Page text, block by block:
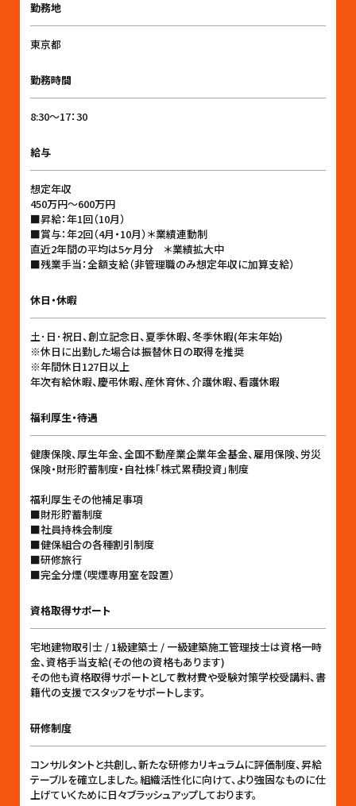
勤務地
東京都
勤務時間
8:30〜17：30
給与
想定年収
450万円〜600万円
■昇給：年1回（10月）
■賞与：年2回（4月・10月）＊業績連動制
直近2年間の平均は5ヶ月分 ＊業績拡大中
■残業手当：全額支給（非管理職のみ想定年収に加算支給）
休日・休暇
土･日･祝日、創立記念日、夏季休暇、冬季休暇(年末年始)
※休日に出勤した場合は振替休日の取得を推奨
※年間休日127日以上
年次有給休暇、慶弔休暇、産休育休、介護休暇、看護休暇
福利厚生・待遇
健康保険、厚生年金、全国不動産業企業年金基金、雇用保険、労災
保険・財形貯蓄制度・自社株「株式累積投資」制度
福利厚生その他補足事項
■財形貯蓄制度
■社員持株会制度
■健保組合の各種割引制度
■研修旅行
■完全分煙（喫煙専用室を設置）
資格取得サポート
宅地建物取引士 / 1級建築士 / 一級建築施工管理技士は資格一時
金、資格手当支給(その他の資格もあります)
その他も資格取得サポートとして教材費や受験対策学校受講料、書
籍代の支援でスタッフをサポートします。
研修制度
コンサルタントと共創し、新たな研修カリキュラムに評価制度、昇給
テーブルを確立しました。組織活性化に向けて、より強固なものに仕
上げていくために日々ブラッシュアップしております。